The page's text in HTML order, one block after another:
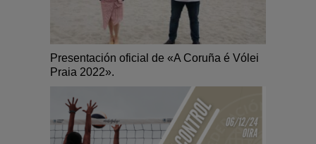
Presentación oficial de «A Coruña é Vólei
Praia 2022».